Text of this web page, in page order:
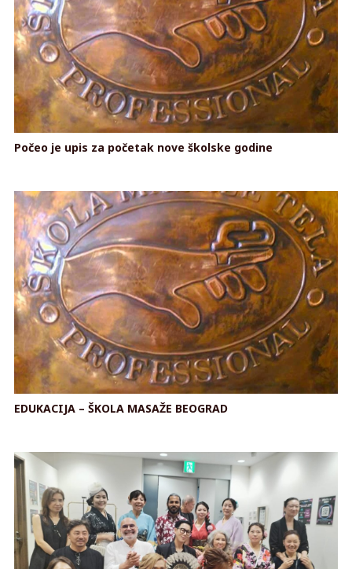
Počeo je upis za početak nove školske godine
EDUKACIJA – ŠKOLA MASAŽE BEOGRAD